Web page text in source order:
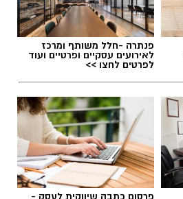
פנתרה -חלל משותף ומרכז
לאירועים עסקיים ופרטיים ועוד
לפרטים לחצו >>
פרסום כתבה שיווקית לעסק -